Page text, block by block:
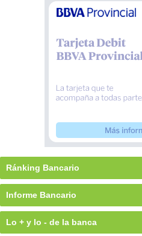
Ránking Bancario
Informe Bancario
Lo + y lo - de la banca